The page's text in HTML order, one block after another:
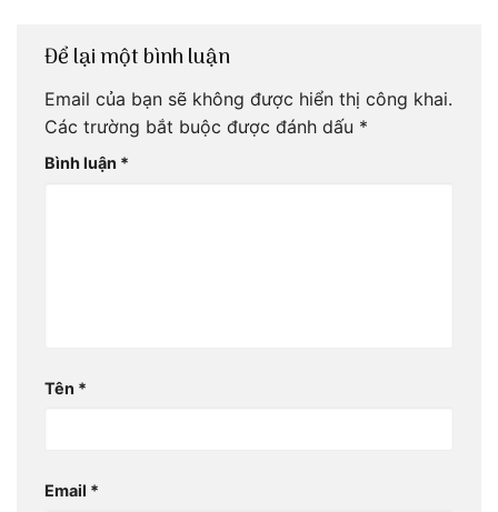
Để lại một bình luận
Email của bạn sẽ không được hiển thị công khai.
Các trường bắt buộc được đánh dấu *
Bình luận *
Tên *
Email *